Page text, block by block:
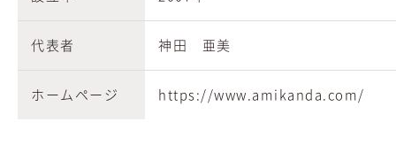
代表者 神田 亜美
ホームページ https://www.amikanda.com/